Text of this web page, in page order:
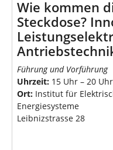
Wie kommen
Steckdose?
Führung und Vorführung
Uhrzeit: 15 Uhr – 20
Ort: Institut für
Energiesysteme
Leibnizstrasse 28